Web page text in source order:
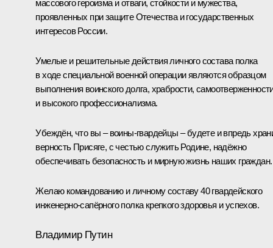
массового героизма и отваги, стойкости и мужества,
проявленных при защите Отечества и государственных
интересов России.
Умелые и решительные действия личного состава полка
в ходе специальной военной операции являются образцом
выполнения воинского долга, храбрости,
и высокого профессионализма.
Убеждён, что вы – воины-гвардейцы – будете и впредь
верность Присяге, с честью служить Родине, надёжно
обеспечивать безопасность и мирную жизнь наших граждан.
Желаю командованию и личному составу 40 гвардейского
инженерно-сапёрного полка крепкого здоровья и успехов.
Владимир Путин